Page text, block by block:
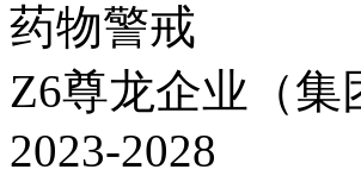
药物警戒
Z6尊龙企业（
2023-2028